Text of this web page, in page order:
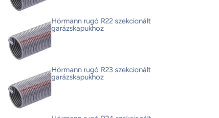
Hörmann rugó R22 szekcionált
garázskapukhoz
Hörmann rugó R23 szekcionált
garázskapukhoz